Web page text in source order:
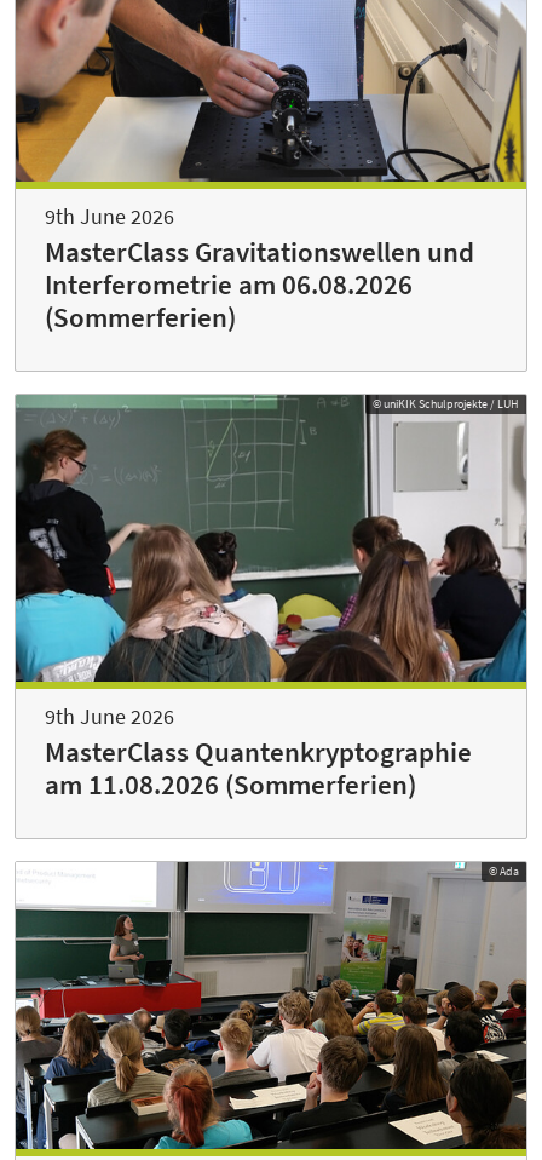
9th June 2026
MasterClass Gravitationswellen und
Interferometrie am 06.08.2026
(Sommerferien)
© uniKIK Schulprojekte / LUH
9th June 2026
MasterClass Quantenkryptographie
am 11.08.2026 (Sommerferien)
© Ada